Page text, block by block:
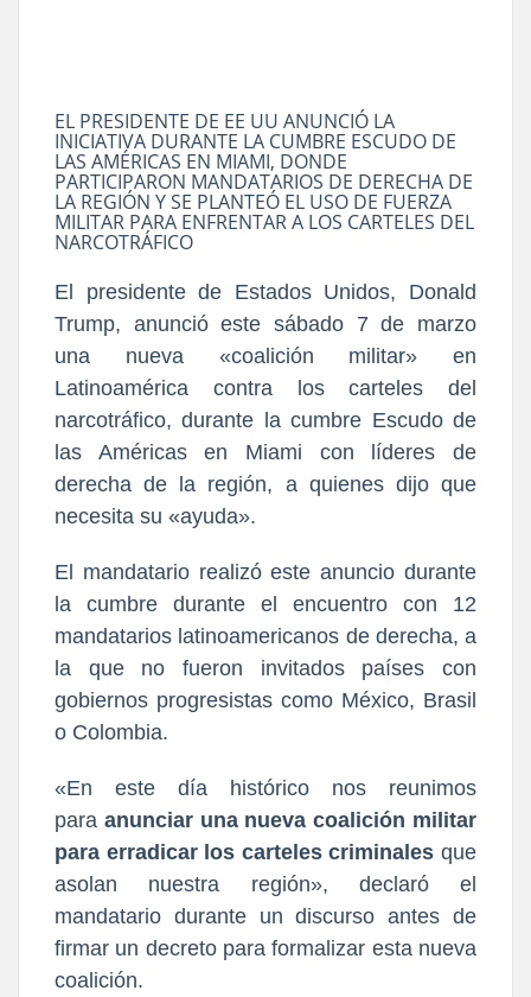
EL PRESIDENTE DE EE UU ANUNCIÓ LA
INICIATIVA DURANTE LA CUMBRE ESCUDO DE
LAS AMÉRICAS EN MIAMI, DONDE
PARTICIPARON MANDATARIOS DE DERECHA DE
LA REGIÓN Y SE PLANTEÓ EL USO DE FUERZA
MILITAR PARA ENFRENTAR A LOS CARTELES DEL
NARCOTRÁFICO
El presidente de Estados Unidos, Donald
Trump, anunció este sábado 7 de marzo
una nueva «coalición militar» en
Latinoamérica contra los carteles del
narcotráfico, durante la cumbre Escudo de
las Américas en Miami con líderes de
derecha de la región, a quienes dijo que
necesita su «ayuda».
El mandatario realizó este anuncio durante
la cumbre durante el encuentro con 12
mandatarios latinoamericanos de derecha, a
la que no fueron invitados países con
gobiernos progresistas como México, Brasil
o Colombia.
«En este día histórico nos reunimos
para anunciar una nueva coalición militar
para erradicar los carteles criminales que
asolan nuestra región», declaró el
mandatario durante un discurso antes de
firmar un decreto para formalizar esta nueva
coalición.